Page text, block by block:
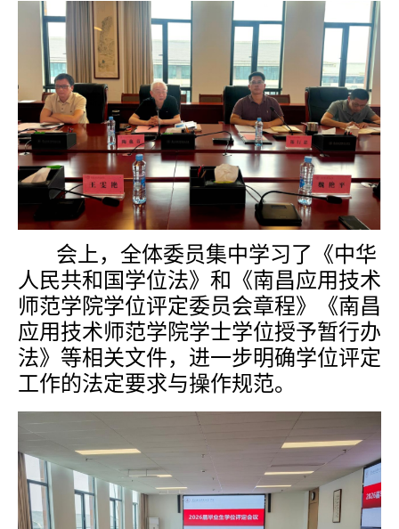
会上，全体委员集中学习了《中华
人民共和国学位法》和《南昌应用技术
师范学院学位评定委员会章程》《南昌
应用技术师范学院学士学位授予暂行办
法》等相关文件，进一步明确学位评定
工作的法定要求与操作规范。